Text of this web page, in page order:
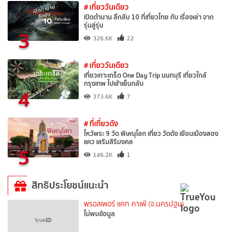
3
# เที่ยววันเดียว
เปิดตำนาน ลึกลับ 10 ที่เที่ยวไทย กับ เรื่องเล่า จาก
รุ่นสู่รุ่น
326.6K 22
4
# เที่ยววันเดียว
เที่ยวเกาะเกร็ด One Day Trip นนทบุรี เที่ยวใกล้
กรุงเทพ ไปเช้าเย็นกลับ
373.6K 7
5
# ที่เที่ยวดัง
ไหว้พระ 9 วัด พิษณุโลก เที่ยว วัดดัง เยือนเมืองสอง
แคว เสริมสิริมงคล
146.2K 1
สิทธิประโยชน์แนะนำ
พรอสเพอร์ แคท คาเฟ่ (จ.นครปฐม)
ไม่พบข้อมูล